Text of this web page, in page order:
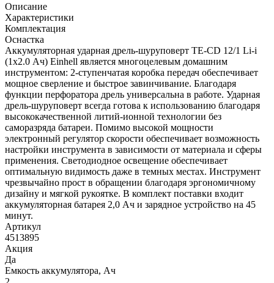
Описание
Характеристики
Комплектация
Оснастка
Аккумуляторная ударная дрель-шуруповерт TE-CD 12/1 Li-i
(1x2.0 Ач) Einhell является многоцелевым домашним
инструментом: 2-ступенчатая коробка передач обеспечивает
мощное сверление и быстрое завинчивание. Благодаря
функции перфоратора дрель универсальна в работе. Ударная
дрель-шуруповерт всегда готова к использованию благодаря
высококачественной литий-ионной технологии без
саморазряда батареи. Помимо высокой мощности
электронный регулятор скорости обеспечивает возможность
настройки инструмента в зависимости от материала и сферы
применения. Светодиодное освещение обеспечивает
оптимальную видимость даже в темных местах. Инструмент
чрезвычайно прост в обращении благодаря эргономичному
дизайну и мягкой рукоятке. В комплект поставки входит
аккумуляторная батарея 2,0 Ач и зарядное устройство на 45
минут.
Артикул
4513895
Акция
Да
Емкость аккумулятора, Ач